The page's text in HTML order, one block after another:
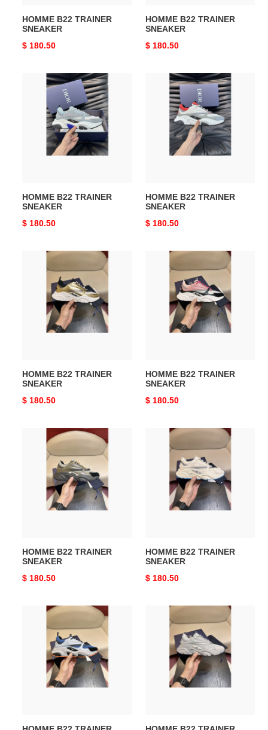
HOMME B22 TRAINER
SNEAKER
Original
$ 180.50
HOMME B22 TRAINER
SNEAKER
Original
$ 180.50
HOMME
TRAINER
SNEAKER
HOMME B22 TRAINER
SNEAKER
Original
$ 180.50
HOMME
TRAINER
SNEAKER
HOMME B22 TRAINER
SNEAKER
Original
$ 180.50
HOMME
TRAINER
SNEAKER
HOMME B22 TRAINER
SNEAKER
Original
$ 180.50
HOMME
TRAINER
SNEAKER
HOMME B22 TRAINER
SNEAKER
Original
$ 180.50
HOMME
TRAINER
SNEAKER
HOMME B22 TRAINER
SNEAKER
Original
$ 180.50
HOMME
TRAINER
SNEAKER
HOMME B22 TRAINER
SNEAKER
Original
$ 180.50
HOMME
TRAINER
SNEAKER
HOMME
TRAINER
SNEAKER